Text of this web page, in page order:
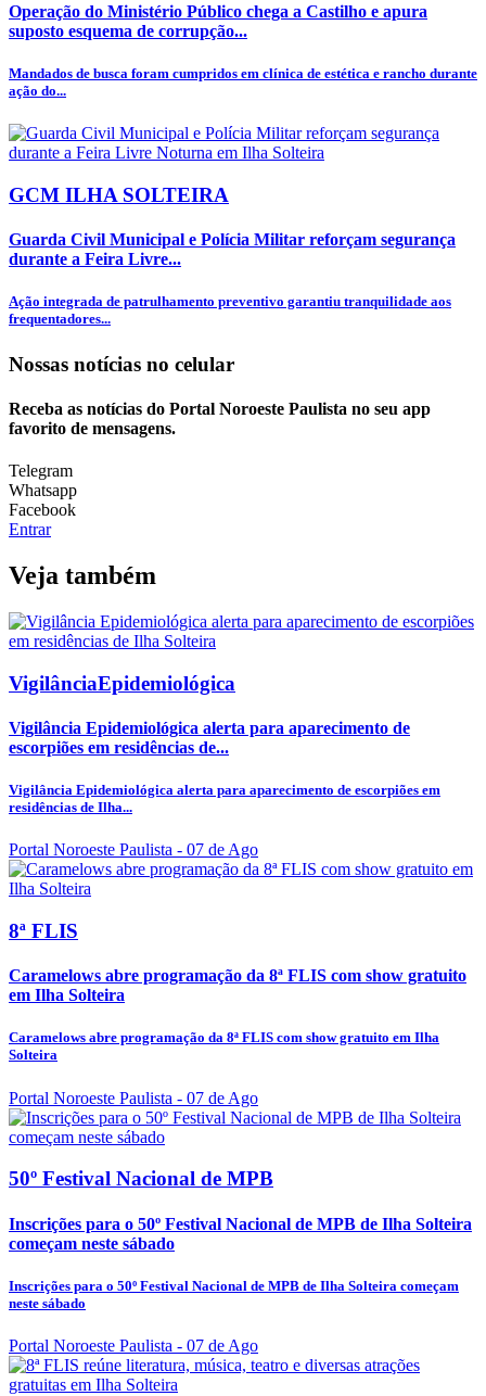
Operação do Ministério Público chega a Castilho e apura
suposto esquema de corrupção...
Mandados de busca foram cumpridos em clínica de estética e rancho durante
ação do...
GCM ILHA SOLTEIRA
Guarda Civil Municipal e Polícia Militar reforçam segurança
durante a Feira Livre...
Ação integrada de patrulhamento preventivo garantiu tranquilidade aos
frequentadores...
Nossas notícias no celular
Receba as notícias do Portal Noroeste Paulista no seu app
favorito de mensagens.
Telegram
Whatsapp
Facebook
Entrar
Veja também
VigilânciaEpidemiológica
Vigilância Epidemiológica alerta para aparecimento de
escorpiões em residências de...
Vigilância Epidemiológica alerta para aparecimento de escorpiões em
residências de Ilha...
Portal Noroeste Paulista - 07 de Ago
8ª FLIS
Caramelows abre programação da 8ª FLIS com show gratuito
em Ilha Solteira
Caramelows abre programação da 8ª FLIS com show gratuito em Ilha
Solteira
Portal Noroeste Paulista - 07 de Ago
50º Festival Nacional de MPB
Inscrições para o 50º Festival Nacional de MPB de Ilha Solteira
começam neste sábado
Inscrições para o 50º Festival Nacional de MPB de Ilha Solteira começam
neste sábado
Portal Noroeste Paulista - 07 de Ago